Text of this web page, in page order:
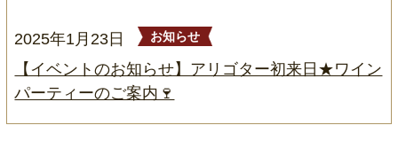
2025年1月23日 お知らせ
【イベントのお知らせ】アリゴター初来日★ワイン
パーティーのご案内🍷